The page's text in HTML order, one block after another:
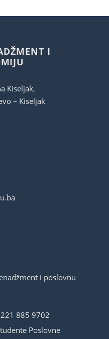
I
Kiseljak,
– Kiseljak
i poslovnu
885 9702
Poslovne